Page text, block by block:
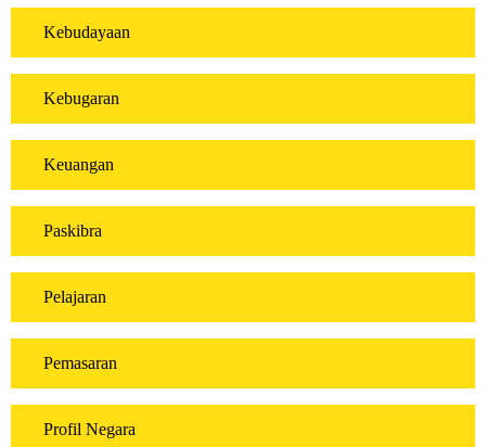
Kebudayaan
Kebugaran
Keuangan
Paskibra
Pelajaran
Pemasaran
Profil Negara